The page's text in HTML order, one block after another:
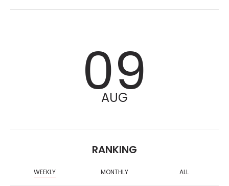
09
AUG
RANKING
WEEKLY MONTHLY ALL